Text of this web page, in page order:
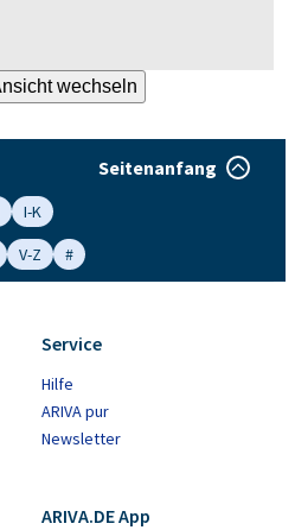
Seitenanfang
I-K
V-Z #
Service
Hilfe
ARIVA pur
Newsletter
ARIVA.DE App